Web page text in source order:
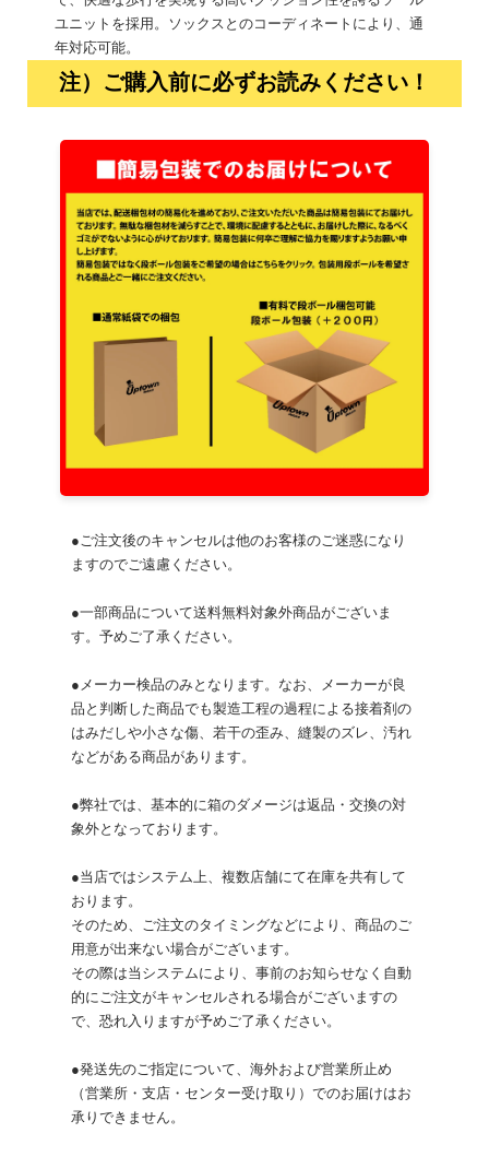
ユニットを採用。ソックスとのコーディネートにより、通
年対応可能。
注）ご購入前に必ずお読みください！
●ご注文後のキャンセルは他のお客様のご迷惑になり
ますのでご遠慮ください。
●一部商品について送料無料対象外商品がございま
す。予めご了承ください。
●メーカー検品のみとなります。なお、メーカーが良
品と判断した商品でも製造工程の過程による接着剤の
はみだしや小さな傷、若干の歪み、縫製のズレ、汚れ
などがある商品があります。
●弊社では、基本的に箱のダメージは返品・交換の対
象外となっております。
●当店ではシステム上、複数店舗にて在庫を共有して
おります。
そのため、ご注文のタイミングなどにより、商品のご
用意が出来ない場合がございます。
その際は当システムにより、事前のお知らせなく自動
的にご注文がキャンセルされる場合がございますの
で、恐れ入りますが予めご了承ください。
●発送先のご指定について、海外および営業所止め
（営業所・支店・センター受け取り）でのお届けはお
承りできません。